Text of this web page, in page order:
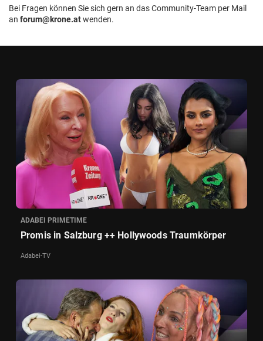
Bei Fragen können Sie sich gern an das Community-Team per Mail
an forum@krone.atwenden.
ADABEI PRIMETIME
Promis in Salzburg ++ Hollywoods Traumkörper
Adabei-TV